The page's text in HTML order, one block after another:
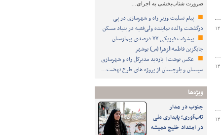
ضرورت شتاب‌بخشی به اجرای…
پیام تسلیت وزیر راه و شهرسازی در پی
درگذشت والده نماینده ولی‌فقیه در بنیاد مسکن
پیشرفت فیزیکی ۷۷ درصدی بیمارستان
جایگزین فاطمه‌الزهرا (س) بوشهر
عکس نوشت| بازدید مدیرکل راه و شهرسازی
سیستان و بلوچستان از پروژه های طرح نهضت…
ویژه‌ها
جنوب در مدار
تاب‌آوری؛ پایداری ملی
در امتداد خلیج همیشه